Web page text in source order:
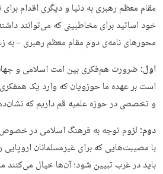
مقام معظم رهبری به دنیا و دیگری اقدام
خود اساتید برای مخاطبینی که می‌توانند
محورهای نامه‌ی دوم مقام معظم رهبری – به
اول: ضرورت هم‌فکری بین امت اسلامی و
است بر عهده ما حوزویان که وارد یک
و تخصصی در حوزه علمیه قم داریم که
دوم: لزوم توجه به فرهنگ اسلامی در
با مصیبت‌هایی که برای غیرمسلمانان
باید در غرب تبیین شود؛ آن‌ها خیال می‌کنند